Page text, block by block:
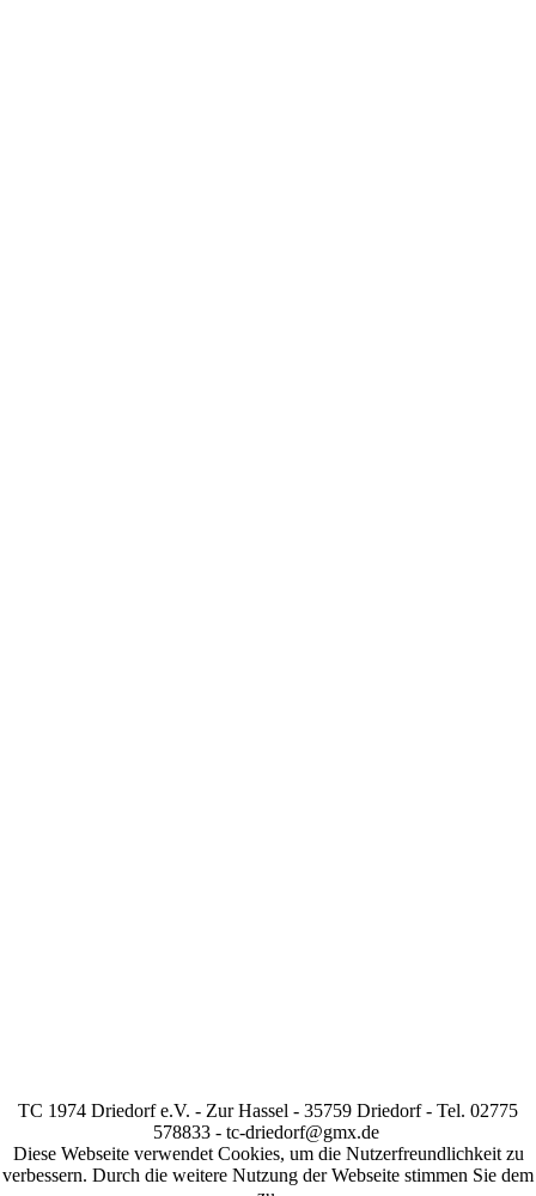
TC 1974 Driedorf e.V. - Zur Hassel - 35759 Driedorf - Tel. 02775
578833 - tc-driedorf@gmx.de
Diese Webseite verwendet Cookies, um die Nutzerfreundlichkeit zu
verbessern. Durch die weitere Nutzung der Webseite stimmen Sie dem